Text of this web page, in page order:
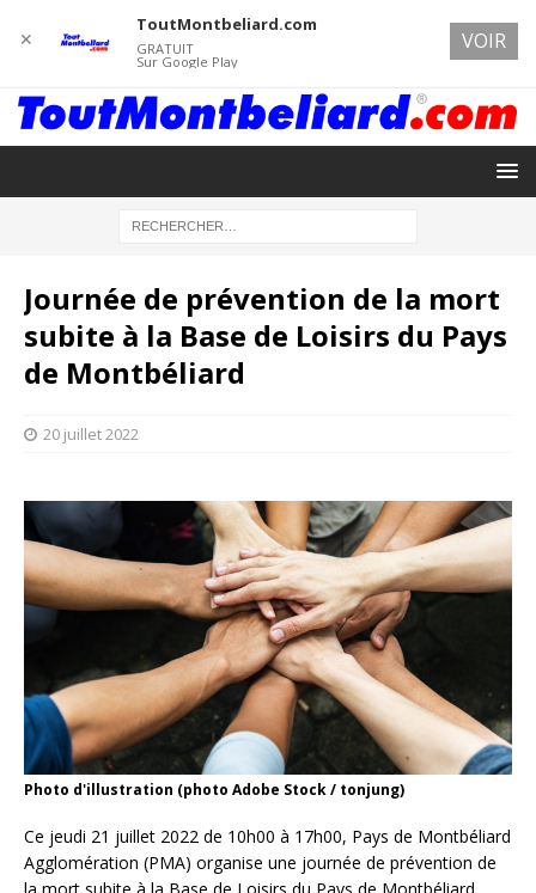
Journée de prévention de la mort
subite à la Base de Loisirs du Pays
de Montbéliard
20 juillet 2022
Photo d'illustration (photo Adobe Stock / tonjung)
Ce jeudi 21 juillet 2022 de 10h00 à 17h00, Pays de Montbéliard
Agglomération (PMA) organise une journée de prévention de
✕
ToutMontbeliard.com
GRATUIT
Sur Google Play
VOIR